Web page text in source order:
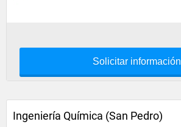
Solicitar información
Ingeniería Química (San Pedro)